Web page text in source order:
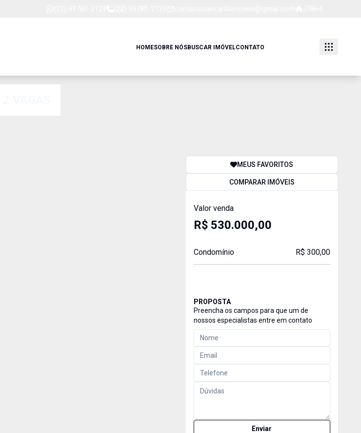
HOMESOBRE NÓSBUSCAR IMÓVELCONTATO
MEUS FAVORITOS
COMPARAR IMÓVEIS
Valor venda
R$ 530.000,00
Condomínio R$ 300,00
PROPOSTA
Preencha os campos para que um de
nossos especialistas entre em contato
Enviar